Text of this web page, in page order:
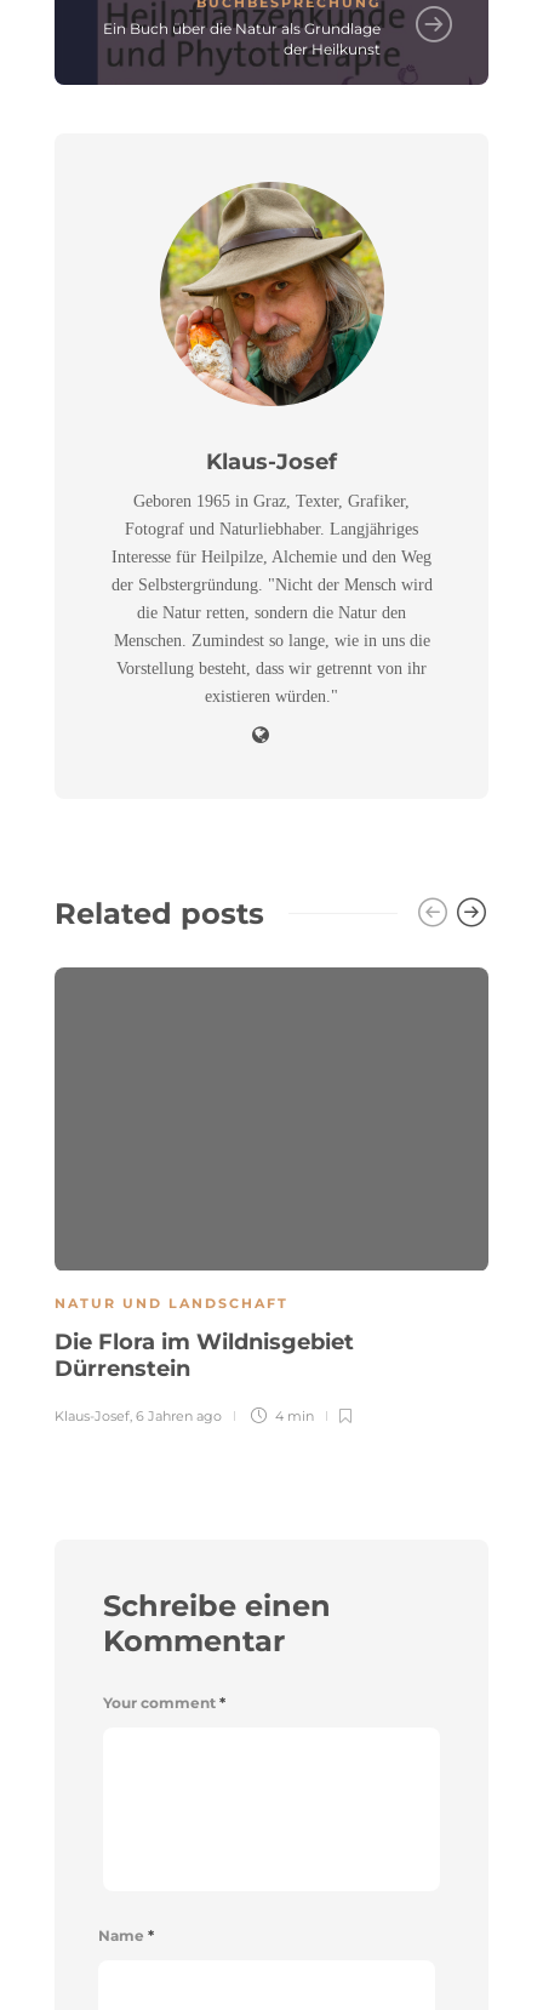
Ein Buch über die Natur als Grundlage
der Heilkunst
Klaus-Josef
Geboren 1965 in Graz, Texter, Grafiker,
Fotograf und Naturliebhaber. Langjähriges
Interesse für Heilpilze, Alchemie und den Weg
der Selbstergründung. "Nicht der Mensch wird
die Natur retten, sondern die Natur den
Menschen. Zumindest so lange, wie in uns die
Vorstellung besteht, dass wir getrennt von ihr
existieren würden."
Related posts
NATUR UND LANDSCHAFT
Die Flora im Wildnisgebiet
Dürrenstein
Klaus-Josef, 6 Jahren ago 4 min
Schreibe einen
Kommentar
Your comment *
Name *